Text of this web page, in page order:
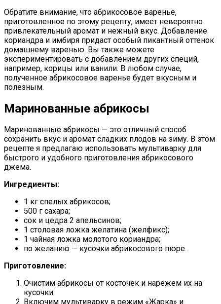
Обратите внимание, что абрикосовое варенье,
приготовленное по этому рецепту, имеет невероятно
привлекательный аромат и нежный вкус. Добавление
кориандра и имбиря придаст особый пикантный оттенок
домашнему варенью. Вы также можете
экспериментировать с добавлением других специй,
например, корицы или ванили. В любом случае,
полученное абрикосовое варенье будет вкусным и
полезным.
Маринованные абрикосы
Маринованные абрикосы — это отличный способ
сохранить вкус и аромат сладких плодов на зиму. В этом
рецепте я предлагаю использовать мультиварку для
быстрого и удобного приготовления абрикосового
джема.
Ингредиенты:
1 кг спелых абрикосов;
500 г сахара;
сок и цедра 2 апельсинов;
1 столовая ложка желатина (желфикс);
1 чайная ложка молотого кориандра;
по желанию — кусочки абрикосового пюре.
Приготовление:
Очистим абрикосы от косточек и нарежем их на
кусочки.
Включим мультиварку в режим «Жарка» и